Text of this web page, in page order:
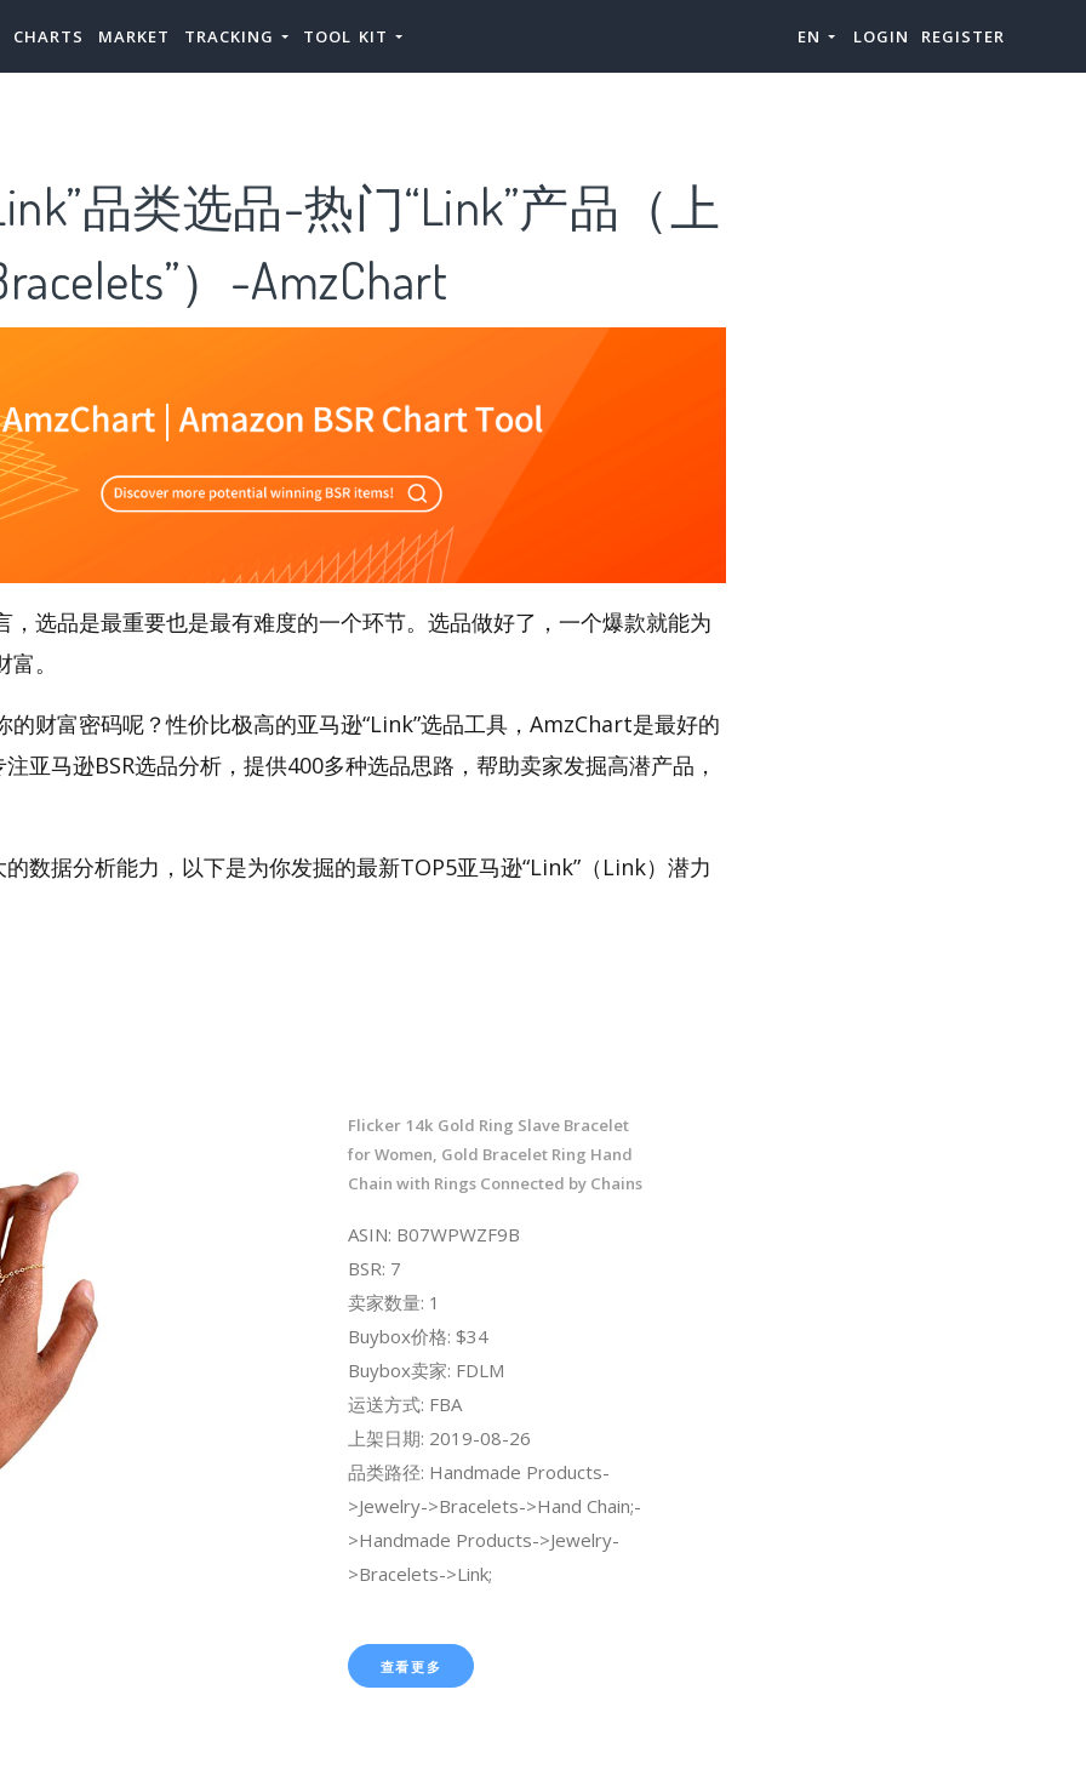
CHARTS MARKET TRACKING TOOL KIT EN LOGIN REGISTER
品类选品-热门“Link”产品（上
）-AmzChart
，选品是最重要也是最有难度的一个环节。选品做好了，一个爆款就能为
。
的财富密码呢？性价比极高的亚马逊“Link”选品工具，AmzChart是最好的
注亚马逊BSR选品分析，提供400多种选品思路，帮助卖家发掘高潜产品，
数据分析能力，以下是为你发掘的最新TOP5亚马逊“Link”（Link）潜力
Flicker 14k Gold Ring Slave Bracelet
for Women, Gold Bracelet Ring Hand
Chain with Rings Connected by Chains
ASIN: B07WPWZF9B
BSR: 7
卖家数量: 1
Buybox价格: $34
Buybox卖家: FDLM
运送方式: FBA
上架日期: 2019-08-26
品类路径: Handmade Products-
>Jewelry->Bracelets->Hand Chain;-
>Handmade Products->Jewelry-
>Bracelets->Link;
查看更多